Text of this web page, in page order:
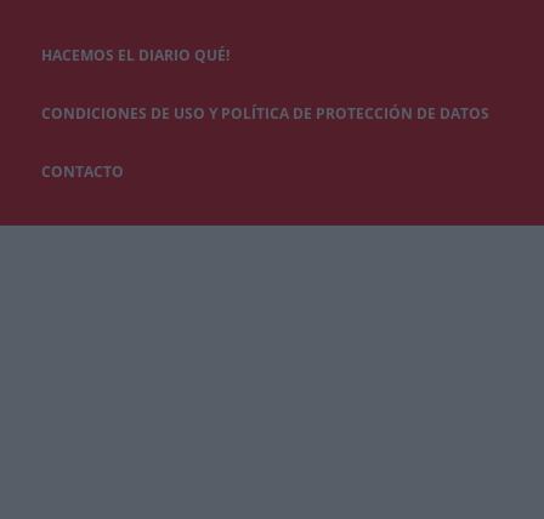
HACEMOS EL DIARIO QUÉ!
CONDICIONES DE USO Y POLÍTICA DE PROTECCIÓN DE DATOS
CONTACTO